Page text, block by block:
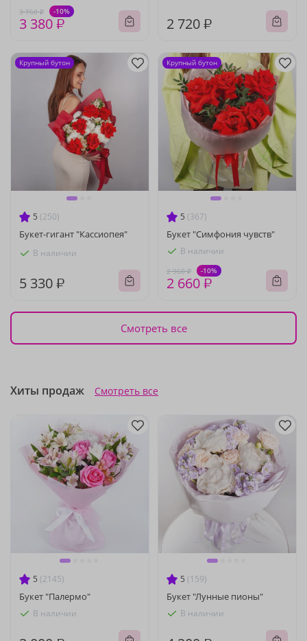
3 760 ₽ -10%
3 380 ₽ 2 720 ₽
5 (250)
Букет-гигант "Кассиопея"
В наличии
5 330 ₽
Крупный бутон
5 (367)
Букет "Симфония чувств"
В наличии
2 960 ₽ -10%
2 660 ₽
Крупный бутон
Смотреть все
Хиты продаж Смотреть все
5 (2145)
Букет "Палермо"
В наличии
5 (159)
Букет "Лунные пионы"
В наличии